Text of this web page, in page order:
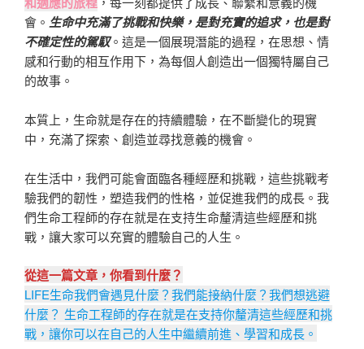
會。 生命中充滿了挑戰和快樂，是對充實的追求，也是對
不確定性的駕馭。這是一個展現潛能的過程，在思想、情
感和行動的相互作用下，為每個人創造出一個獨特屬自己
的故事。
本質上，生命就是存在的持續體驗，在不斷變化的現實
中，充滿了探索、創造並尋找意義的機會。
在生活中，我們可能會面臨各種經歷和挑戰，這些挑戰考
驗我們的韌性，塑造我們的性格，並促進我們的成長。我
們生命工程師的存在就是在支持生命釐清這些經歷和挑
戰，讓大家可以充實的體驗自己的人生。
從這一篇文章，你看到什麼？
LIFE生命我們會遇見什麼？我們能接納什麼？我們想逃避
什麼？ 生命工程師的存在就是在支持你釐清這些經歷和挑
戰，讓你可以在自己的人生中繼續前進、學習和成長。